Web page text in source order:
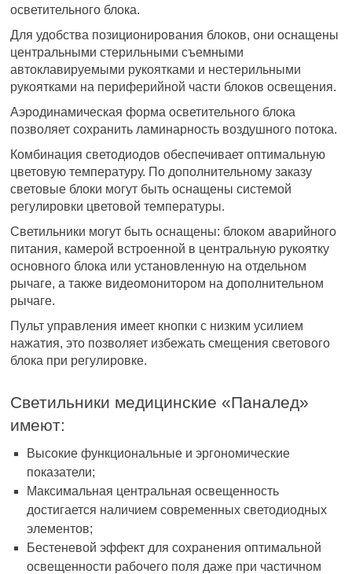
осветительного блока.
Для удобства позиционирования блоков, они оснащены
центральными стерильными съемными
автоклавируемыми рукоятками и нестерильными
рукоятками на периферийной части блоков освещения.
Аэродинамическая форма осветительного блока
позволяет сохранить ламинарность воздушного потока.
Комбинация светодиодов обеспечивает оптимальную
цветовую температуру. По дополнительному заказу
световые блоки могут быть оснащены системой
регулировки цветовой температуры.
Светильники могут быть оснащены: блоком аварийного
питания, камерой встроенной в центральную рукоятку
основного блока или установленную на отдельном
рычаге, а также видеомонитором на дополнительном
рычаге.
Пульт управления имеет кнопки с низким усилием
нажатия, это позволяет избежать смещения светового
блока при регулировке.
Светильники медицинские «Паналед»
имеют:
Высокие функциональные и эргономические
показатели;
Максимальная центральная освещенность
достигается наличием современных светодиодных
элементов;
Бестеневой эффект для сохранения оптимальной
освещенности рабочего поля даже при частичном